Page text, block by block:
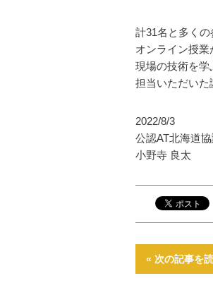
計31名と多くの
オンライン授業
現場の技術を学
担当いただいた
2022/8/3
公認AT北海道
小野寺 良太
« 次の記事を